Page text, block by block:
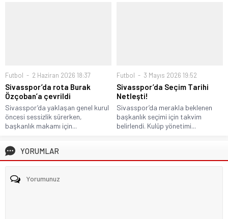
Futbol 2 Haziran 2026 18:37
Sivasspor’da rota Burak
Özçoban’a çevrildi
Sivasspor’da yaklaşan genel kurul
öncesi sessizlik sürerken,
başkanlık makamı için...
Futbol 3 Mayıs 2026 19:52
Sivasspor’da Seçim Tarihi
Netleşti!
Sivasspor’da merakla beklenen
başkanlık seçimi için takvim
belirlendi. Kulüp yönetimi...
YORUMLAR